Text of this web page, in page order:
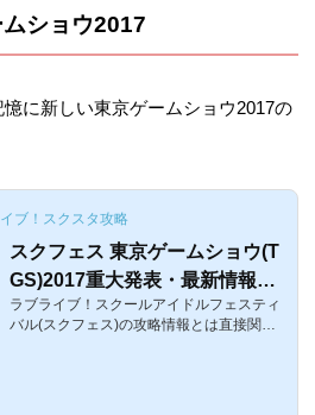
ショウ2017
に新しい東京ゲームショウ2017の
ブ！スクスタ攻略
スクフェス 東京ゲームショウ(T
GS)2017重大発表・最新情報・
PDPキャストまとめ【ラブライ
ブ！サンシャイン!!】
ラブライブ！スクールアイドルフェスティ
バル(スクフェス)の攻略情報とは直接関係